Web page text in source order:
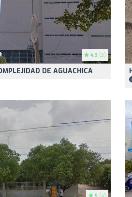
4.3 (3)
DE AGUACHICA
5 (4)